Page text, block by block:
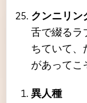
クンニリン
舌で綴るラ
ちていて、
があってこ
異人種